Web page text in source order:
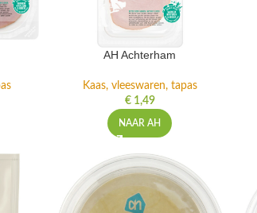
AH Achterham
Kaas, vleeswaren, tapas
€1,49
NAAR AH